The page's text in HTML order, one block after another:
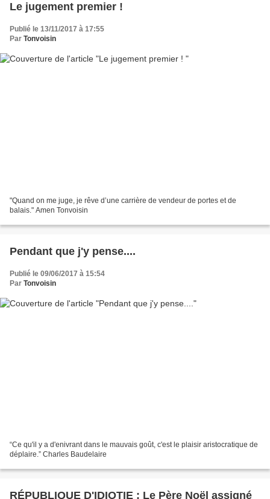
Le jugement premier !
Publié le 13/11/2017 à 17:55
Par Tonvoisin
"Quand on me juge, je rêve d’une carrière de vendeur de portes et de
balais." Amen Tonvoisin
Pendant que j'y pense....
Publié le 09/06/2017 à 15:54
Par Tonvoisin
“Ce qu'il y a d'enivrant dans le mauvais goût, c'est le plaisir aristocratique de
déplaire.” Charles Baudelaire
RÉPUBLIQUE D'IDIOTIE : Le Père Noël assigné